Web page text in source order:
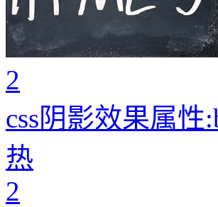
2
css阴影效果属性
热
2